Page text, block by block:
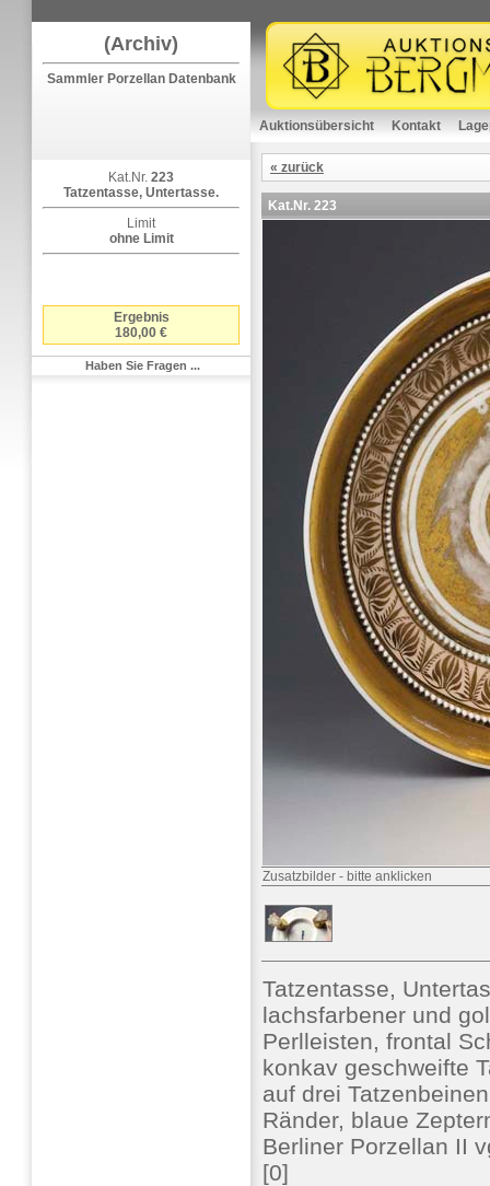
(Archiv)
Sammler Porzellan Datenbank
Kat.Nr. 223
Tatzentasse, Untertasse.
Limit
ohne Limit
Ergebnis
180,00 €
Haben Sie Fragen ...
Auktionsübersicht Kontakt
« zurück
Kat.Nr. 223
Zusatzbilder - bitte anklicken
Tatzentasse,
lachsfarbener und
Perlleisten, frontal
konkav geschweifte
auf drei
Ränder, blaue
Berliner Porzellan II
[0]